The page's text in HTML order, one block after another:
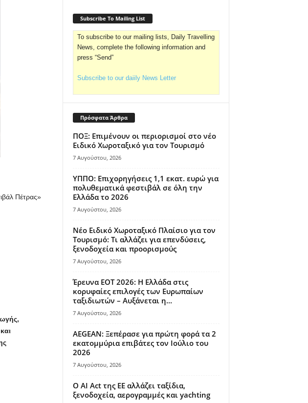
Πέτρας»
Subscribe To Mailing List
To subscribe to our mailing lists, Daily Travelling
News, complete the following information and
press “Send”
Subscribe to our daiily News Letter
Πρόσφατα Άρθρα
ΠΟΞ: Επιμένουν οι περιορισμοί στο νέο
Ειδικό Χωροταξικό για τον Τουρισμό
7 Αυγούστου, 2026
ΥΠΠΟ: Επιχορηγήσεις 1,1 εκατ. ευρώ για
πολυθεματικά φεστιβάλ σε όλη την
Ελλάδα το 2026
7 Αυγούστου, 2026
Νέο Ειδικό Χωροταξικό Πλαίσιο για τον
Τουρισμό: Τι αλλάζει για επενδύσεις,
ξενοδοχεία και προορισμούς
7 Αυγούστου, 2026
Έρευνα ΕΟΤ 2026: Η Ελλάδα στις
κορυφαίες επιλογές των Ευρωπαίων
ταξιδιωτών – Αυξάνεται η...
7 Αυγούστου, 2026
AEGEAN: Ξεπέρασε για πρώτη φορά τα 2
εκατομμύρια επιβάτες τον Ιούλιο του
2026
7 Αυγούστου, 2026
Ο AI Act της ΕΕ αλλάζει ταξίδια,
ξενοδοχεία, αερογραμμές και yachting